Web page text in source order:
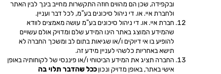
ובקפידה, שכן הם מהווים חוזה התקשרות מחייב בינך לבין האתר
ולחברת איי. או. די ניהול סיכונים בע"מ, לכל דבר ועניין.
חברת איי. או. די ניהול סיכונים בע"מ עושה מאמצים לוודא
שהמידע המוצג באתר הינו המידע שלם ומדויק אולם עשויים
להופיע בו אי דיוקים ו/או שגיאות בתום לב ומשכך החברה לא
תישא באחריות כלשהי לעניין מידע זה.
החברה תציג את המידע הביטוחי ו/או פיננסי של לקוחותיה באופן
אישי באתר, באופן מדויק ונכוןככל שהדבר תלוי בה